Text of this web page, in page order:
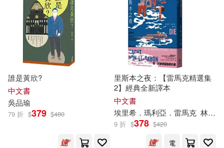
童趣出版有限公司（編）(8)
筧秀隆(8)
花織ナキ(8)
菊池はる(8)
西安交通大學出版社(32)
雲南人民出版社(32)
北京工藝美術出版社(31)
東南大學出版社(31)
江西教育出版社(31)
誰是黃欣?
中文書
吳品瑜
79 折 $379 $480
里斯本之夜：【雷馬克精選集
2】經典全新譯本
中文書
埃里希．瑪利亞．雷馬克 林家任
9 折 $378 $420
電